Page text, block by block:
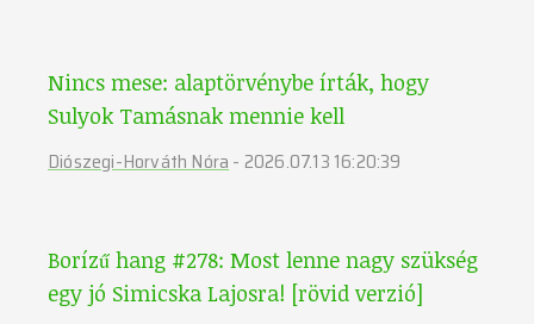
Nincs mese: alaptörvénybe írták, hogy
Sulyok Tamásnak mennie kell
Diószegi-Horváth Nóra- 2026.07.13 16:20:39
Borízű hang #278: Most lenne nagy szükség
egy jó Simicska Lajosra! [rövid verzió]